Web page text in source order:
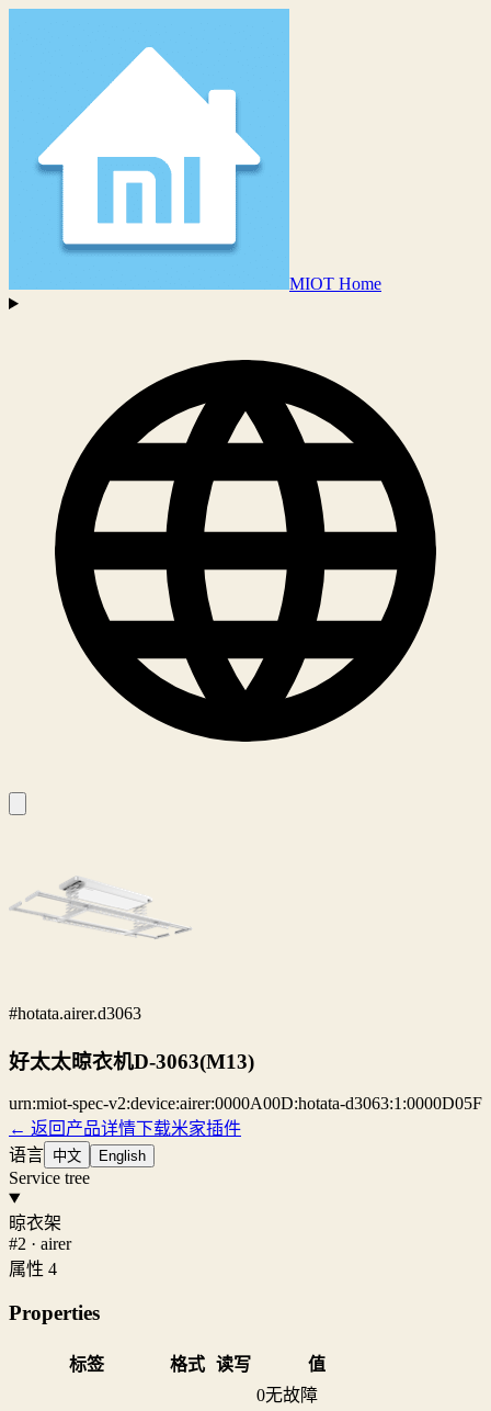
MIOT Home
#hotata.airer.d3063
好太太晾衣机D-3063(M13)
urn:miot-spec-v2:device:airer:0000A00D:hotata-d3063:1:0000D05F
← 返回产品详情下载米家插件
语言 中文 English
Service tree
晾衣架
#2 · airer
属性 4
Properties
标签 格式 读写 值
0无故障